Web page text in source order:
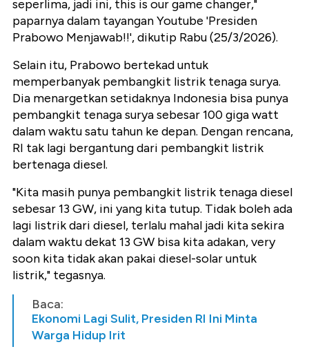
seperlima, jadi ini, this is our game changer,"
paparnya dalam tayangan Youtube 'Presiden
Prabowo Menjawab!!', dikutip Rabu (25/3/2026).
Selain itu, Prabowo bertekad untuk
memperbanyak pembangkit listrik tenaga surya.
Dia menargetkan setidaknya Indonesia bisa punya
pembangkit tenaga surya sebesar 100 giga watt
dalam waktu satu tahun ke depan. Dengan rencana,
RI tak lagi bergantung dari pembangkit listrik
bertenaga diesel.
"Kita masih punya pembangkit listrik tenaga diesel
sebesar 13 GW, ini yang kita tutup. Tidak boleh ada
lagi listrik dari diesel, terlalu mahal jadi kita sekira
dalam waktu dekat 13 GW bisa kita adakan, very
soon kita tidak akan pakai diesel-solar untuk
listrik," tegasnya.
Baca:
Ekonomi Lagi Sulit, Presiden RI Ini Minta
Warga Hidup Irit